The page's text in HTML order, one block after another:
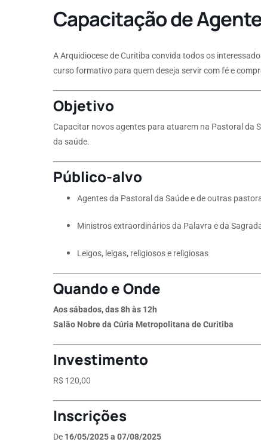
Capacitação de
A Arquidiocese de Curitiba convida todos os
curso formativo para quem deseja servir com fé e
Objetivo
Capacitar novos agentes para atuarem na Pastoral da
da saúde.
Público-alvo
Agentes da Pastoral da Saúde e de outras
Ministros extraordinários da Palavra e da
Leigos, leigas, religiosos e religiosas
Quando e Onde
Aos sábados, das 8h às 12h
Salão Nobre da Cúria Metropolitana de Curitiba
Investimento
R$ 120,00
Inscrições
De 16/05/2025 a 07/08/2025